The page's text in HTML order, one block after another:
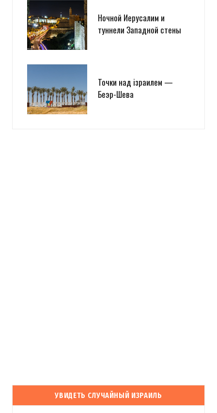
Ночной Иерусалим и
туннели Западной стены
Точки над iзраилем —
Беэр-Шева
УВИДЕТЬ СЛУЧАЙНЫЙ ИЗРАИЛЬ